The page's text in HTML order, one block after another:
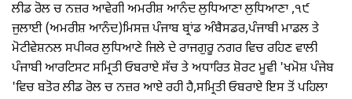
ਲੀਡ ਰੋਲ ਚ ਨਜ਼ਰ ਆਵੇਗੀ ਅਮਰੀਸ਼ ਆਨੰਦ ਲੁਧਿਆਣਾ ਲੁਧਿਆਣਾ ,੧੯
ਜੁਲਾਈ (ਅਮਰੀਸ਼ ਆਨੰਦ)ਮਿਸਜ਼ ਪੰਜਾਬ ਬ੍ਰਾਂਡ ਅੰਬੈਸਡਰ,ਪੰਜਾਬੀ ਮਾਡਲ ਤੇ
ਮੋਟੀਵੇਸ਼ਨਲ ਸਪੀਕਰ ਲੁਧਿਆਣੇ ਜਿਲੇ ਦੇ ਰਾਜਗੁਰੂ ਨਗਰ ਵਿਚ ਰਹਿਣ ਵਾਲੀ
ਪੰਜਾਬੀ ਆਰਟਿਸਟ ਸਮ੍ਰਿਤੀ ਓਬਰਾਏ ਸੱਚ ਤੇ ਅਧਾਰਿਤ ਸ਼ੋਰਟ ਮੂਵੀ 'ਖਮੋਸ਼ ਪੰਜੇਬ
'ਵਿਚ ਬਤੋਰ ਲੀਡ ਰੋਲ ਚ ਨਜ਼ਰ ਆਏ ਰਹੀ ਹੈ,ਸਮ੍ਰਿਤੀ ਓਬਰਾਏ ਇਸ ਤੋਂ ਪਹਿਲਾ